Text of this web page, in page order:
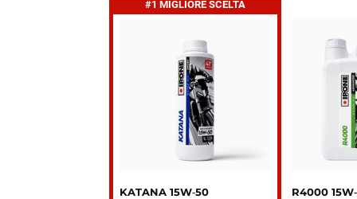
BE
#1 MIGLIORE SCELTA
KATANA 15W‑50
R4000